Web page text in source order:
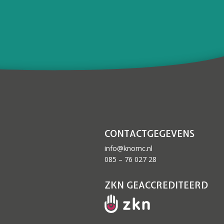
CONTACTGEGEVENS
info@knomc.nl
085 – 76 027 28
ZKN GEACCREDITEERD